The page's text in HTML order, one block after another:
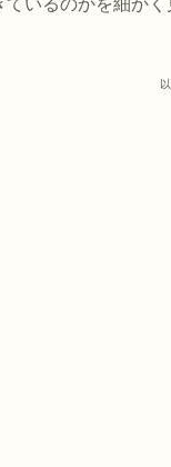
いるのかを細かく